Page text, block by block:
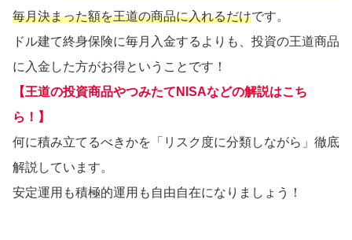
毎月決まった額を王道の商品に入れるだけです。
ドル建て終身保険に毎月入金するよりも、投資の王道商品
に入金した方がお得ということです！
【王道の投資商品やつみたてNISAなどの解説はこち
ら！】
何に積み立てるべきかを「リスク度に分類しながら」徹底
解説しています。
安定運用も積極的運用も自由自在になりましょう！